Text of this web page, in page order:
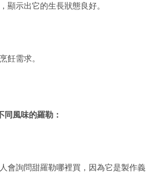
顯示出它的生長狀態良好。
飪需求。
風味的羅勒：
會詢問甜羅勒哪裡買，因為它是製作義